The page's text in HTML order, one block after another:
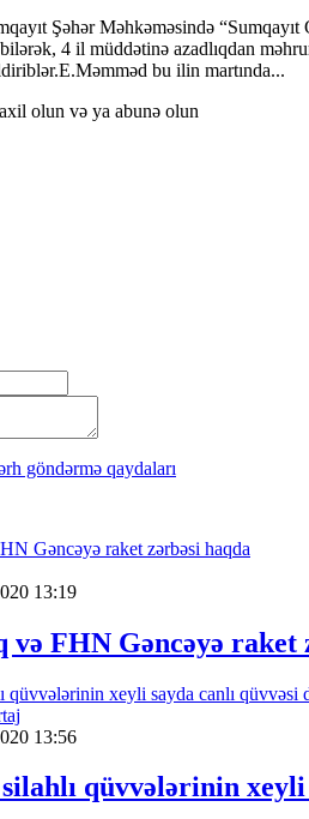
Şəhər Məhkəməsində
4 il müddətinə azadlıqdan
bu ilin martında...
olun və ya abunə olun
göndərmə qaydaları
13:19
FHN Gəncəyə raket
13:56
qüvvələrinin